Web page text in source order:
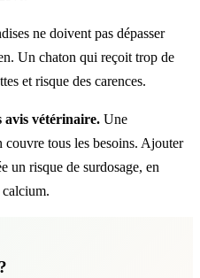
ne doivent pas dépasser
Un chaton qui reçoit trop de
et risque des carences.
avis vétérinaire. Une
tous les besoins. Ajouter
un risque de surdosage, en